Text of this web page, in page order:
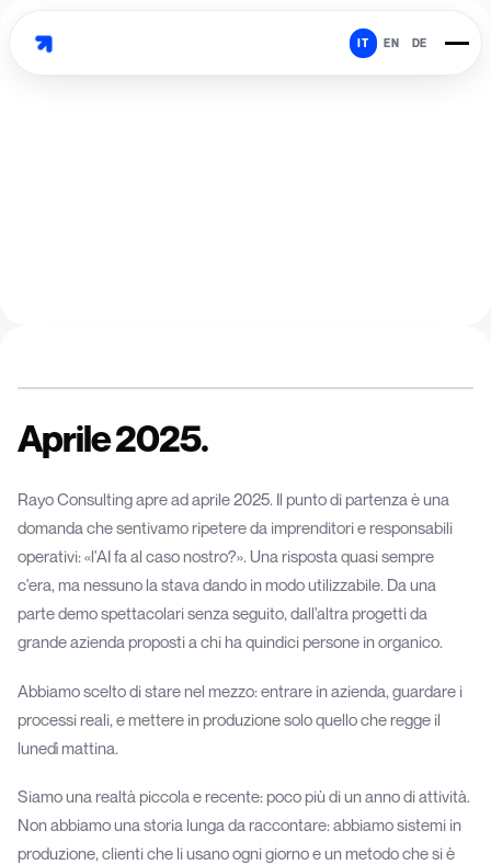
IT EN DE
Aprile 2025.
Rayo Consulting apre ad aprile 2025. Il punto di partenza è una
domanda che sentivamo ripetere da imprenditori e responsabili
operativi: «l'AI fa al caso nostro?». Una risposta quasi sempre
c'era, ma nessuno la stava dando in modo utilizzabile. Da una
parte demo spettacolari senza seguito, dall'altra progetti da
grande azienda proposti a chi ha quindici persone in organico.
Abbiamo scelto di stare nel mezzo: entrare in azienda, guardare i
processi reali, e mettere in produzione solo quello che regge il
lunedì mattina.
Siamo una realtà piccola e recente: poco più di un anno di attività.
Non abbiamo una storia lunga da raccontare: abbiamo sistemi in
produzione, clienti che li usano ogni giorno e un metodo che si è